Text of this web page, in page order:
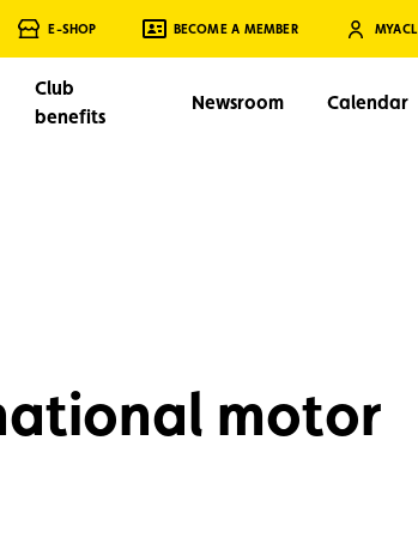
E-SHOP BECOME A MEMBER MYACL
Club
benefits
Newsroom Calendar
motor